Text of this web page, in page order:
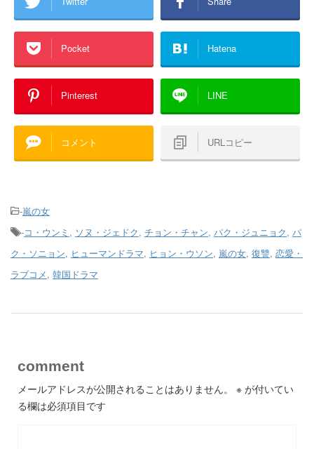
Pocket Hatena
Pinterest LINE
コメント URLコピー
-嵐の女
-コ・ウンミ , ソヌ・ジェドク, チョン・チャン, パク・ジュニョク, パ
ク・ソニョン, ヒューマンドラマ, ヒョン・ウソン, 嵐の女, 復讐, 恋愛・
ラブコメ, 韓国ドラマ
comment
メールアドレスが公開されることはありません。 ※ が付いてい
る欄は必須項目です